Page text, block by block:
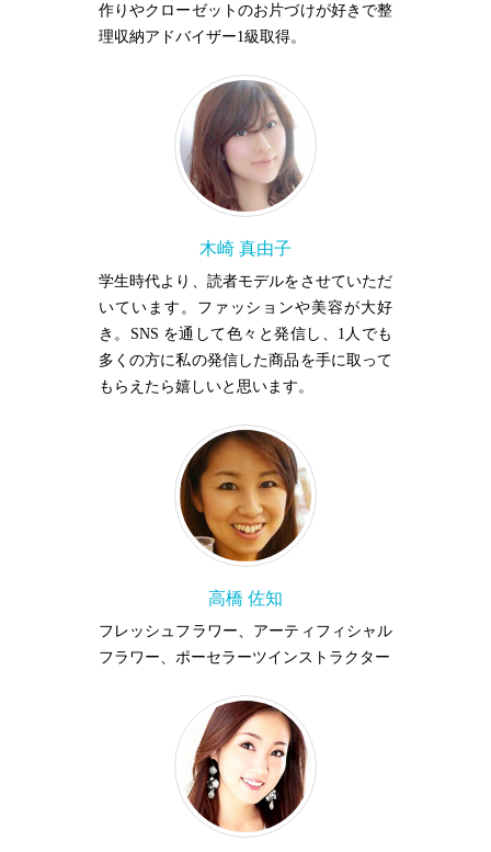
作りやクローゼットのお片づけが好きで整
理収納アドバイザー1級取得。
木崎 真由子
学生時代より、読者モデルをさせていただ
いています。ファッションや美容が大好
き。SNS を通して色々と発信し、1人でも
多くの方に私の発信した商品を手に取って
もらえたら嬉しいと思います。
高橋 佐知
フレッシュフラワー、アーティフィシャル
フラワー、ポーセラーツインストラクター